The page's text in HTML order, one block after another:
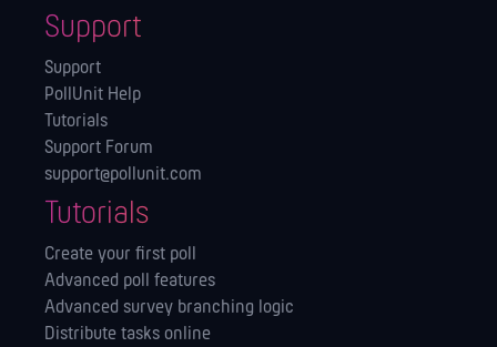
Support
Support
PollUnit Help
Tutorials
Support Forum
support@pollunit.com
Tutorials
Create your first poll
Advanced poll features
Advanced survey branching logic
Distribute tasks online